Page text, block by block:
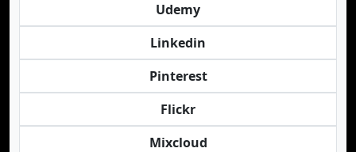
Udemy
Linkedin
Pinterest
Flickr
Mixcloud